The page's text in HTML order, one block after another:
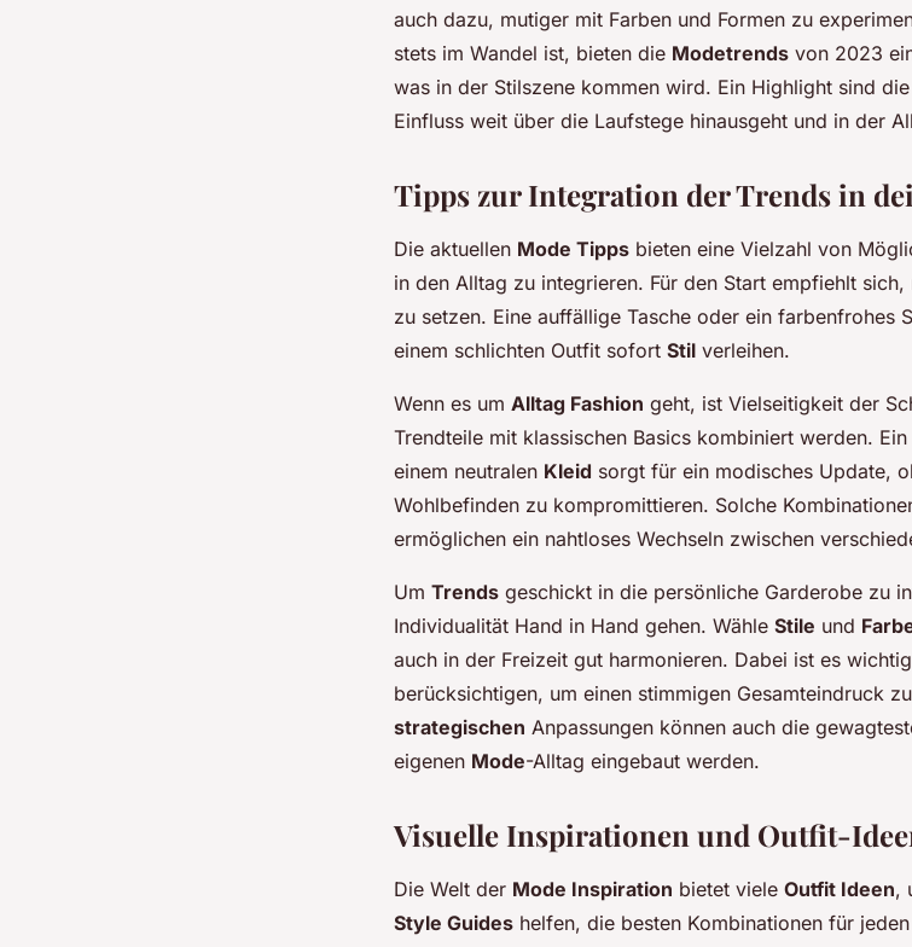
auch dazu, mutiger mit Farben und Formen zu
stets im Wandel ist, bieten die Modetrends von 2023
was in der Stilszene kommen wird. Ein Highlight sind
Einfluss weit über die Laufstege hinausgeht und in der
Tipps zur Integration der Trends in
Die aktuellen Mode Tipps bieten eine Vielzahl von
in den Alltag zu integrieren. Für den Start empfiehlt sich,
zu setzen. Eine auffällige Tasche oder ein farbenfrohes
einem schlichten Outfit sofort Stil verleihen.
Wenn es um Alltag Fashion geht, ist Vielseitigkeit der
Trendteile mit klassischen Basics kombiniert werden.
einem neutralen Kleid sorgt für ein modisches Update,
Wohlbefinden zu kompromittieren. Solche
ermöglichen ein nahtloses Wechseln zwischen
Um Trends geschickt in die persönliche Garderobe zu
Individualität Hand in Hand gehen. Wähle Stile und
auch in der Freizeit gut harmonieren. Dabei ist es
berücksichtigen, um einen stimmigen Gesamteindruck
strategischen Anpassungen können auch die
eigenen Mode-Alltag eingebaut werden.
Visuelle Inspirationen und Outfit-
Die Welt der Mode Inspiration bietet viele Outfit Ideen,
Style Guides helfen, die besten Kombinationen für